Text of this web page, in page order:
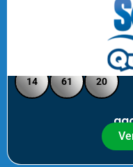
14 61 20